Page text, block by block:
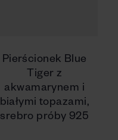
Pierścionek Blue
Tiger z
akwamarynem i
białymi topazami,
srebro próby 925